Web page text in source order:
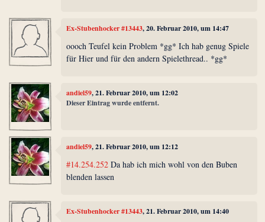
Ex-Stubenhocker #13443, 20. Februar 2010, um 14:47
oooch Teufel kein Problem *gg* Ich hab genug Spiele
für Hier und für den andern Spielethread.. *gg*
andiel59, 21. Februar 2010, um 12:02
Dieser Eintrag wurde entfernt.
andiel59, 21. Februar 2010, um 12:12
#14.254.252 Da hab ich mich wohl von den Buben
blenden lassen
Ex-Stubenhocker #13443, 21. Februar 2010, um 14:40